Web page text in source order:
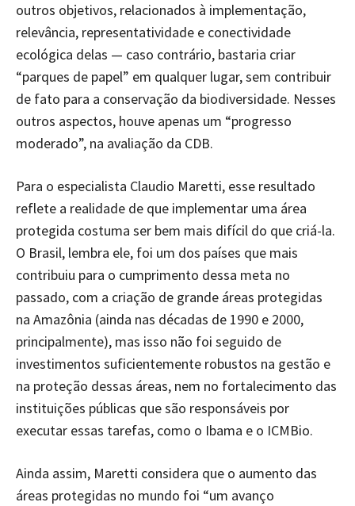
outros objetivos, relacionados à implementação,
relevância, representatividade e conectividade
ecológica delas — caso contrário, bastaria criar
“parques de papel” em qualquer lugar, sem contribuir
de fato para a conservação da biodiversidade. Nesses
outros aspectos, houve apenas um “progresso
moderado”, na avaliação da CDB.
Para o especialista Claudio Maretti, esse resultado
reflete a realidade de que implementar uma área
protegida costuma ser bem mais difícil do que criá-la.
O Brasil, lembra ele, foi um dos países que mais
contribuiu para o cumprimento dessa meta no
passado, com a criação de grande áreas protegidas
na Amazônia (ainda nas décadas de 1990 e 2000,
principalmente), mas isso não foi seguido de
investimentos suficientemente robustos na gestão e
na proteção dessas áreas, nem no fortalecimento das
instituições públicas que são responsáveis por
executar essas tarefas, como o Ibama e o ICMBio.
Ainda assim, Maretti considera que o aumento das
áreas protegidas no mundo foi “um avanço